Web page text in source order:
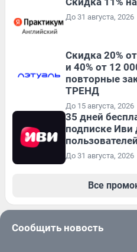
До 31 августа, 2026
Скидка 20%
и 40% от 12
повторные
ТРЕНД
До 15 августа, 2026
35 дней
подписке
пользователей
До 31 августа, 2026
Все
Сообщить новость